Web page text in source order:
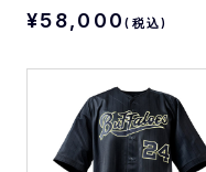
¥58,000(税込)